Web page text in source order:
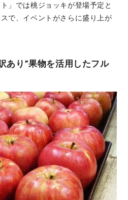
」では桃ジョッキが登場予定と
で、イベントがさらに盛り上が
あり”果物を活用したフル